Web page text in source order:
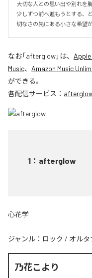
大切な人との思い出や別れを
少しずつ前へ進もうとする、
切なさの先にある小さな希望
なお「afterglow」は、
Music、 Amazon Music
ができる。
各配信サービス：
1 ： afterglow
心花学
ジャンル： ロック / オルタ
乃花こより